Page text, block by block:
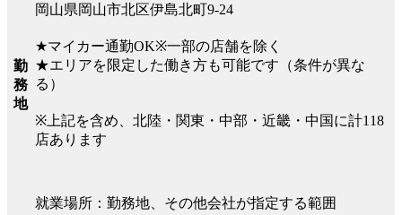
勤
務
地
岡山県岡山市北区伊島北町9-24
★マイカー通勤OK※一部の店舗を除く
★エリアを限定した働き方も可能です（条件が異な
る）
※上記を含め、北陸・関東・中部・近畿・中国に計118
店あります
就業場所：勤務地、その他会社が指定する範囲